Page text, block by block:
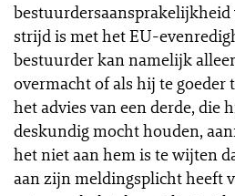
strijd is met het EU-
bestuurder kan namelijk
overmacht of als hij te goeder
het advies van een derde, die
deskundig mocht houden,
het niet aan hem is te wijten
aan zijn meldingsplicht heeft